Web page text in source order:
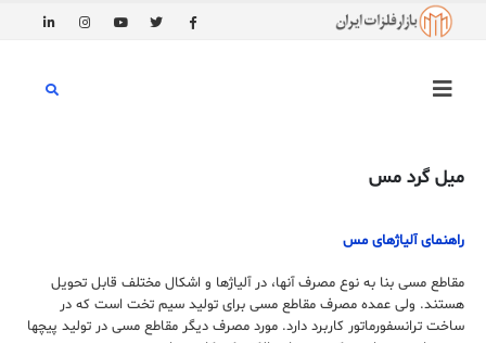
میل گرد مس
راهنمای آلیاژهای مس
مقاطع مسی بنا به نوع مصرف آنها، در آلیاژها و اشکال مختلف قابل تحویل
هستند. ولی عمده مصرف مقاطع مسی برای تولید سیم تخت است که در
ساخت ترانسفورماتور کاربرد دارد. مورد مصرف دیگر مقاطع مسی در تولید پیچها